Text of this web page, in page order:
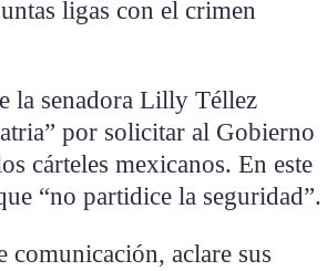
ligas con el crimen
la senadora Lilly Téllez
por solicitar al Gobierno
cárteles mexicanos. En este
“no partidice la seguridad”.
comunicación, aclare sus